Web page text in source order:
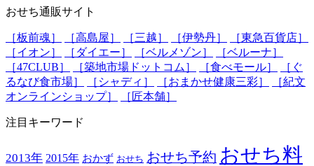
おせち通販サイト
［板前魂］ ［高島屋］ ［三越］ ［伊勢丹］
［東急百貨店］
［イオン］
［ダイエー］ ［ベルメゾン］
［ベルーナ］
［47CLUB］
［築地市場ドットコム］ ［食べモール］
［ぐ
るなび食市場］
［シャディ］ ［おまかせ健康三彩］
［紀文
オンラインショップ］
［匠本舗］
注目キーワード
2013年 2015年 おかず おせち おせち予約 おせち料